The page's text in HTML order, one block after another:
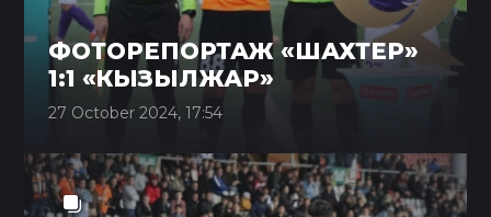
ФОТОРЕПОРТАЖ «ШАХТЕР»
1:1 «КЫЗЫЛЖАР»
27 October 2024, 17:54